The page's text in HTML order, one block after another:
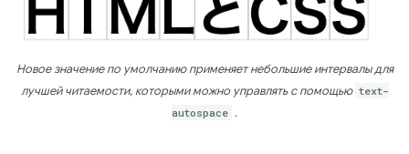
Новое значение по умолчанию применяет небольшие интервалы для
лучшей читаемости, которыми можно управлять с помощью text-
autospace .